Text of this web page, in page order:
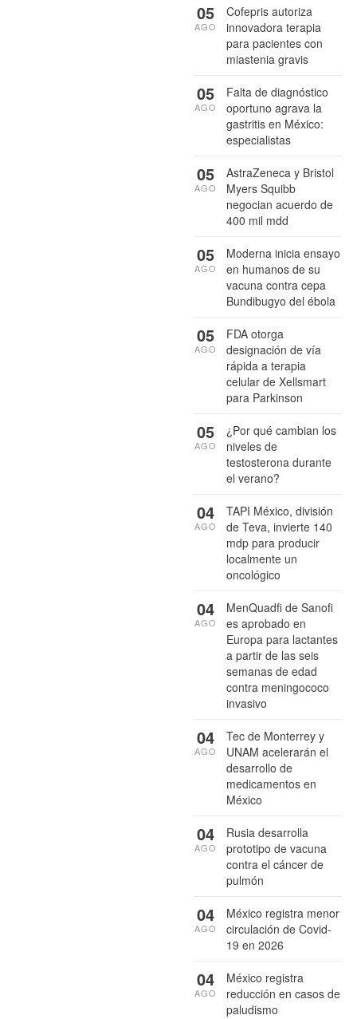
Cofepris autoriza
innovadora terapia
para pacientes con
miastenia gravis
05
AGO
Falta de diagnóstico
oportuno agrava la
gastritis en México:
especialistas
05
AGO
AstraZeneca y Bristol
Myers Squibb
negocian acuerdo de
400 mil mdd
05
AGO
Moderna inicia ensayo
en humanos de su
vacuna contra cepa
Bundibugyo del ébola
05
AGO
FDA otorga
designación de vía
rápida a terapia
celular de Xellsmart
para Parkinson
05
AGO
¿Por qué cambian los
niveles de
testosterona durante
el verano?
05
AGO
TAPI México, división
de Teva, invierte 140
mdp para producir
localmente un
oncológico
04
AGO
MenQuadfi de Sanofi
es aprobado en
Europa para lactantes
a partir de las seis
semanas de edad
contra meningococo
invasivo
04
AGO
Tec de Monterrey y
UNAM acelerarán el
desarrollo de
medicamentos en
México
04
AGO
Rusia desarrolla
prototipo de vacuna
contra el cáncer de
pulmón
04
AGO
México registra menor
circulación de Covid-
19 en 2026
04
AGO
México registra
reducción en casos de
paludismo
04
AGO